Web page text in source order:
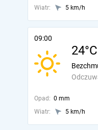
Wiatr:
5 km/h
09:00
24°C
Opad: 0 mm
Wiatr:
5 km/h